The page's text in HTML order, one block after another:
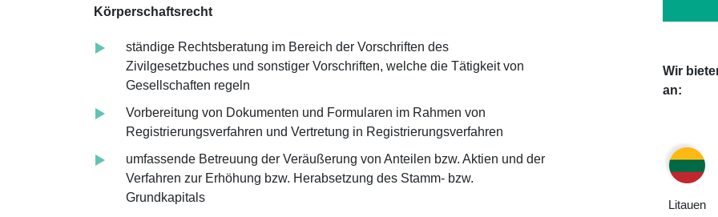
Körperschaftsrecht
ständige Rechtsberatung im Bereich der Vorschriften des
Zivilgesetzbuches und sonstiger Vorschriften, welche die Tätigkeit von
Gesellschaften regeln
Vorbereitung von Dokumenten und Formularen im Rahmen von
Registrierungsverfahren und Vertretung in Registrierungsverfahren
umfassende Betreuung der Veräußerung von Anteilen bzw. Aktien und der
Verfahren zur Erhöhung bzw. Herabsetzung des Stamm- bzw.
Grundkapitals
Wir
an:
Litauen